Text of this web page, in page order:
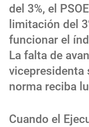
del 3%, el
limitación del
funcionar el
La falta de
vicepresidenta
norma reciba
Cuando el